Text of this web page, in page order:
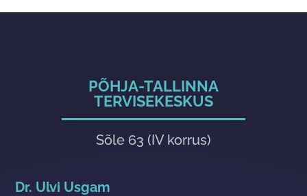
PÕHJA-TALLINNA
TERVISEKESKUS
Sõle 63 (IV korrus)
Dr. Ulvi Usgam